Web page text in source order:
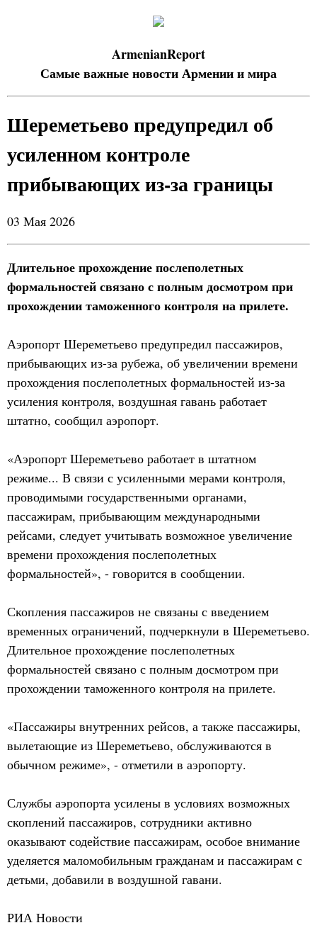
ArmenianReport
Самые важные новости Армении и мира
Шереметьево предупредил об
усиленном контроле
прибывающих из-за границы
03 Мая 2026
Длительное прохождение послеполетных
формальностей связано с полным досмотром при
прохождении таможенного контроля на прилете.
Аэропорт Шереметьево предупредил пассажиров,
прибывающих из-за рубежа, об увеличении времени
прохождения послеполетных формальностей из-за
усиления контроля, воздушная гавань работает
штатно, сообщил аэропорт.
«Аэропорт Шереметьево работает в штатном
режиме... В связи с усиленными мерами контроля,
проводимыми государственными органами,
пассажирам, прибывающим международными
рейсами, следует учитывать возможное увеличение
времени прохождения послеполетных
формальностей», - говорится в сообщении.
Скопления пассажиров не связаны с введением
временных ограничений, подчеркнули в Шереметьево.
Длительное прохождение послеполетных
формальностей связано с полным досмотром при
прохождении таможенного контроля на прилете.
«Пассажиры внутренних рейсов, а также пассажиры,
вылетающие из Шереметьево, обслуживаются в
обычном режиме», - отметили в аэропорту.
Службы аэропорта усилены в условиях возможных
скоплений пассажиров, сотрудники активно
оказывают содействие пассажирам, особое внимание
уделяется маломобильным гражданам и пассажирам с
детьми, добавили в воздушной гавани.
РИА Новости